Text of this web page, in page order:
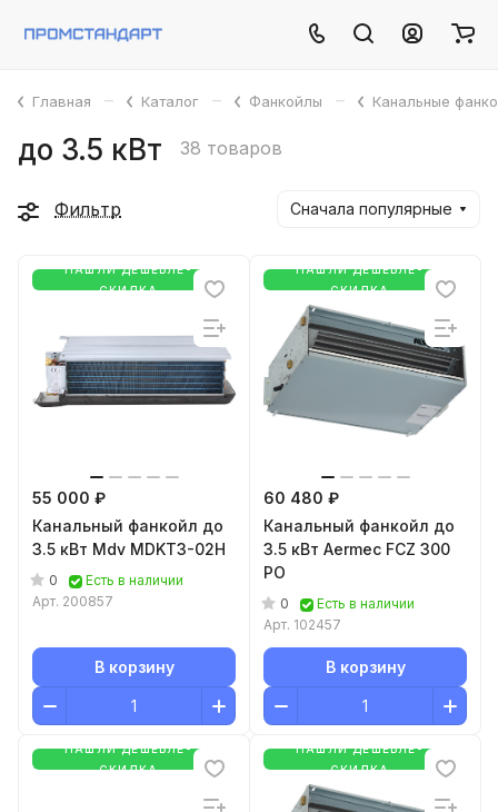
Главная – Каталог – Фанкойлы – Канальные
до 3.5 кВт 38 товаров
Фильтр Сначала популярные
НАШЛИ ДЕШЕВЛЕ-
СКИДКА
55 000 ₽
Канальный фанкойл до
3.5 кВт Mdv MDKT3-02H
0
Есть в наличии
Арт. 200857
В корзину
НАШЛИ ДЕШЕВЛЕ-
СКИДКА
60 480 ₽
Канальный фанкойл до
3.5 кВт Aermec FCZ 300
PO
0
Есть в наличии
Арт. 102457
В корзину
НАШЛИ ДЕШЕВЛЕ-
СКИДКА
НАШЛИ ДЕШЕВЛЕ-
СКИДКА